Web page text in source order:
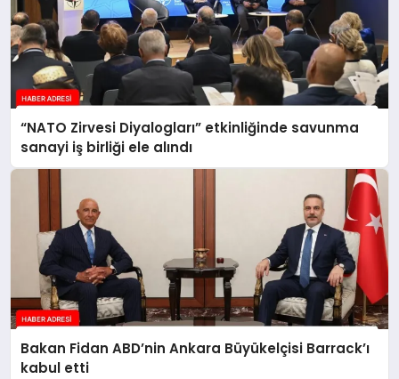
“NATO Zirvesi Diyalogları” etkinliğinde savunma
sanayi iş birliği ele alındı
Bakan Fidan ABD’nin Ankara Büyükelçisi Barrack’ı
kabul etti